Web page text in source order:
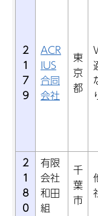
2
1
7
9
ACR
IUS
合同
会社
東
京
都
2
1
8
0
有限
会社
和田
組
千
葉
市